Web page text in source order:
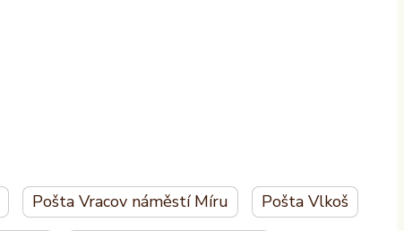
Pošta Vracov náměstí Míru Pošta Vlkoš